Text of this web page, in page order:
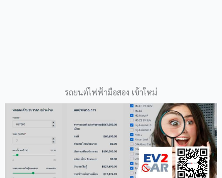
รถยนต์ไฟฟ้ามือสอง เข้าใหม่